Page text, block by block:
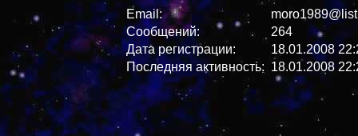
Email:
Сообщений:
264
Дата регистрации:
18.01.2008
Последняя активность: 18.01.2008